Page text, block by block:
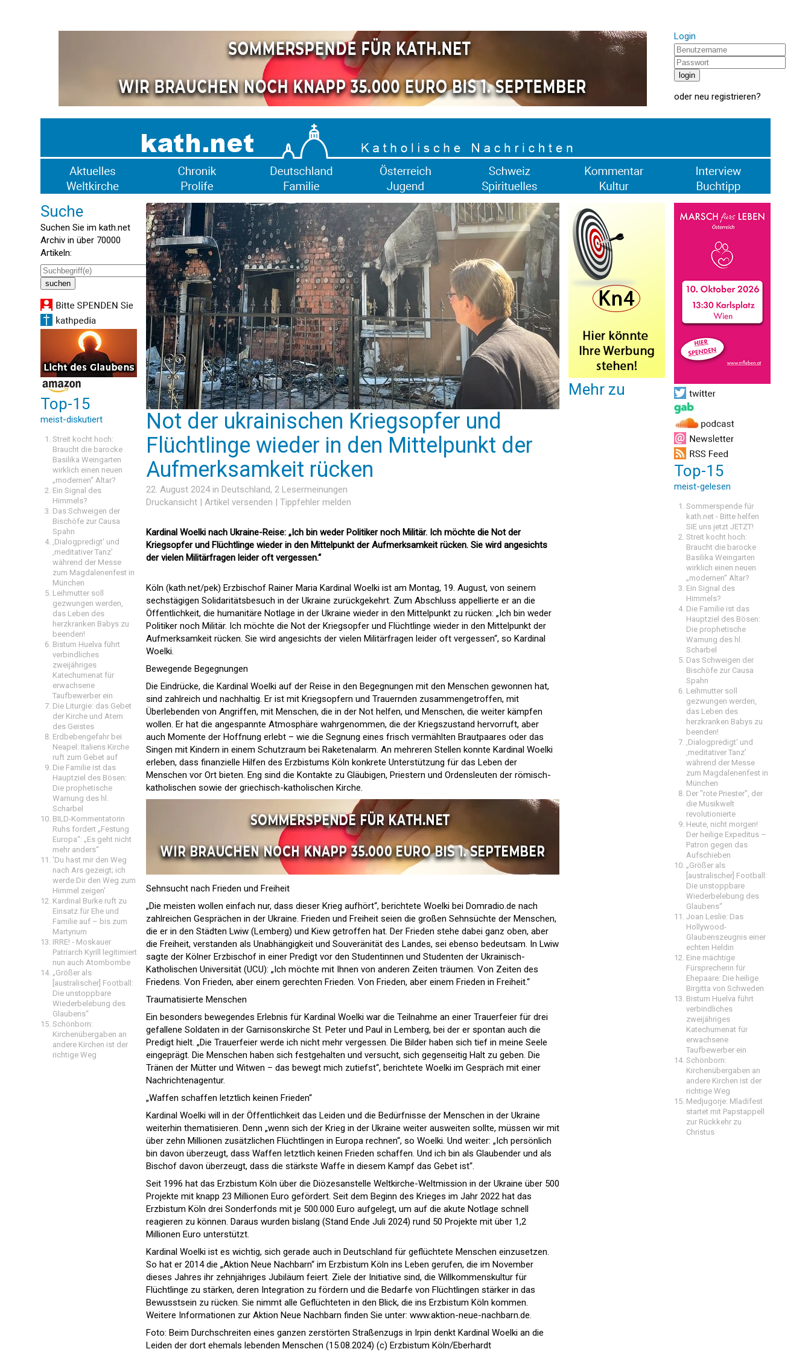
Login
oder neu registrieren?
Suche
Suchen Sie im kath.net
Archiv in über 70000
Artikeln:
Top-15
meist-diskutiert
Streit kocht hoch:
Braucht die barocke
Basilika Weingarten
wirklich einen neuen
„modernen“ Altar?
Ein Signal des
Himmels?
Das Schweigen der
Bischöfe zur Causa
Spahn
‚Dialogpredigt‘ und
‚meditativer Tanz’
während der Messe
zum Magdalenenfest in
München
Leihmutter soll
gezwungen werden,
das Leben des
herzkranken Babys zu
beenden!
Bistum Huelva führt
verbindliches
zweijähriges
Katechumenat für
erwachsene
Taufbewerber ein
Die Liturgie: das Gebet
der Kirche und Atem
des Geistes
Erdbebengefahr bei
Neapel: Italiens Kirche
ruft zum Gebet auf
Die Familie ist das
Hauptziel des Bösen:
Die prophetische
Warnung des hl.
Scharbel
BILD-Kommentatorin
Ruhs fordert „Festung
Europa“: „Es geht nicht
mehr anders“
'Du hast mir den Weg
nach Ars gezeigt; ich
werde Dir den Weg zum
Himmel zeigen'
Kardinal Burke ruft zu
Einsatz für Ehe und
Familie auf – bis zum
Martyrium
IRRE! - Moskauer
Patriarch Kyrill legitimiert
nun auch Atombombe
„Größer als
[australischer] Football:
Die unstoppbare
Wiederbelebung des
Glaubens“
Schönborn:
Kirchenübergaben an
andere Kirchen ist der
richtige Weg
Not der ukrainischen Kriegsopfer und
Flüchtlinge wieder in den Mittelpunkt der
Aufmerksamkeit rücken
22. August 2024 in Deutschland, 2 Lesermeinungen
Druckansicht | Artikel versenden | Tippfehler melden
Kardinal Woelki nach Ukraine-Reise: „Ich bin weder Politiker noch Militär. Ich möchte die Not der
Kriegsopfer und Flüchtlinge wieder in den Mittelpunkt der Aufmerksamkeit rücken. Sie wird angesichts
der vielen Militärfragen leider oft vergessen.“
Köln (kath.net/pek) Erzbischof Rainer Maria Kardinal Woelki ist am Montag, 19. August, von seinem
sechstägigen Solidaritätsbesuch in der Ukraine zurückgekehrt. Zum Abschluss appellierte er an die
Öffentlichkeit, die humanitäre Notlage in der Ukraine wieder in den Mittelpunkt zu rücken: „Ich bin weder
Politiker noch Militär. Ich möchte die Not der Kriegsopfer und Flüchtlinge wieder in den Mittelpunkt der
Aufmerksamkeit rücken. Sie wird angesichts der vielen Militärfragen leider oft vergessen“, so Kardinal
Woelki.
Bewegende Begegnungen
Die Eindrücke, die Kardinal Woelki auf der Reise in den Begegnungen mit den Menschen gewonnen hat,
sind zahlreich und nachhaltig. Er ist mit Kriegsopfern und Trauernden zusammengetroffen, mit
Überlebenden von Angriffen, mit Menschen, die in der Not helfen, und Menschen, die weiter kämpfen
wollen. Er hat die angespannte Atmosphäre wahrgenommen, die der Kriegszustand hervorruft, aber
auch Momente der Hoffnung erlebt – wie die Segnung eines frisch vermählten Brautpaares oder das
Singen mit Kindern in einem Schutzraum bei Raketenalarm. An mehreren Stellen konnte Kardinal Woelki
erleben, dass finanzielle Hilfen des Erzbistums Köln konkrete Unterstützung für das Leben der
Menschen vor Ort bieten. Eng sind die Kontakte zu Gläubigen, Priestern und Ordensleuten der römisch-
katholischen sowie der griechisch-katholischen Kirche.
Sehnsucht nach Frieden und Freiheit
„Die meisten wollen einfach nur, dass dieser Krieg aufhört“, berichtete Woelki bei Domradio.de nach
zahlreichen Gesprächen in der Ukraine. Frieden und Freiheit seien die großen Sehnsüchte der Menschen,
die er in den Städten Lwiw (Lemberg) und Kiew getroffen hat. Der Frieden stehe dabei ganz oben, aber
die Freiheit, verstanden als Unabhängigkeit und Souveränität des Landes, sei ebenso bedeutsam. In Lwiw
sagte der Kölner Erzbischof in einer Predigt vor den Studentinnen und Studenten der Ukrainisch-
Katholischen Universität (UCU): „Ich möchte mit Ihnen von anderen Zeiten träumen. Von Zeiten des
Friedens. Von Frieden, aber einem gerechten Frieden. Von Frieden, aber einem Frieden in Freiheit.“
Traumatisierte Menschen
Ein besonders bewegendes Erlebnis für Kardinal Woelki war die Teilnahme an einer Trauerfeier für drei
gefallene Soldaten in der Garnisonskirche St. Peter und Paul in Lemberg, bei der er spontan auch die
Predigt hielt. „Die Trauerfeier werde ich nicht mehr vergessen. Die Bilder haben sich tief in meine Seele
eingeprägt. Die Menschen haben sich festgehalten und versucht, sich gegenseitig Halt zu geben. Die
Tränen der Mütter und Witwen – das bewegt mich zutiefst“, berichtete Woelki im Gespräch mit einer
Nachrichtenagentur.
„Waffen schaffen letztlich keinen Frieden“
Kardinal Woelki will in der Öffentlichkeit das Leiden und die Bedürfnisse der Menschen in der Ukraine
weiterhin thematisieren. Denn „wenn sich der Krieg in der Ukraine weiter ausweiten sollte, müssen wir mit
über zehn Millionen zusätzlichen Flüchtlingen in Europa rechnen“, so Woelki. Und weiter: „Ich persönlich
bin davon überzeugt, dass Waffen letztlich keinen Frieden schaffen. Und ich bin als Glaubender und als
Bischof davon überzeugt, dass die stärkste Waffe in diesem Kampf das Gebet ist“.
Seit 1996 hat das Erzbistum Köln über die Diözesanstelle Weltkirche-Weltmission in der Ukraine über 500
Projekte mit knapp 23 Millionen Euro gefördert. Seit dem Beginn des Krieges im Jahr 2022 hat das
Erzbistum Köln drei Sonderfonds mit je 500.000 Euro aufgelegt, um auf die akute Notlage schnell
reagieren zu können. Daraus wurden bislang (Stand Ende Juli 2024) rund 50 Projekte mit über 1,2
Millionen Euro unterstützt.
Kardinal Woelki ist es wichtig, sich gerade auch in Deutschland für geflüchtete Menschen einzusetzen.
So hat er 2014 die „Aktion Neue Nachbarn“ im Erzbistum Köln ins Leben gerufen, die im November
dieses Jahres ihr zehnjähriges Jubiläum feiert. Ziele der Initiative sind, die Willkommenskultur für
Flüchtlinge zu stärken, deren Integration zu fördern und die Bedarfe von Flüchtlingen stärker in das
Bewusstsein zu rücken. Sie nimmt alle Geflüchteten in den Blick, die ins Erzbistum Köln kommen.
Weitere Informationen zur Aktion Neue Nachbarn finden Sie unter: www.aktion-neue-nachbarn.de.
Foto: Beim Durchschreiten eines ganzen zerstörten Straßenzugs in Irpin denkt Kardinal Woelki an die
Leiden der dort ehemals lebenden Menschen (15.08.2024) (c) Erzbistum Köln/Eberhardt
Mehr zu
Top-15
meist-gelesen
Sommerspende für
kath.net - Bitte helfen
SIE uns jetzt JETZT!
Streit kocht hoch:
Braucht die barocke
Basilika Weingarten
wirklich einen neuen
„modernen“ Altar?
Ein Signal des
Himmels?
Die Familie ist das
Hauptziel des Bösen:
Die prophetische
Warnung des hl.
Scharbel
Das Schweigen der
Bischöfe zur Causa
Spahn
Leihmutter soll
gezwungen werden,
das Leben des
herzkranken Babys zu
beenden!
‚Dialogpredigt‘ und
‚meditativer Tanz’
während der Messe
zum Magdalenenfest in
München
Der "rote Priester", der
die Musikwelt
revolutionierte
Heute, nicht morgen!
Der heilige Expeditus –
Patron gegen das
Aufschieben
„Größer als
[australischer] Football:
Die unstoppbare
Wiederbelebung des
Glaubens“
Joan Leslie: Das
Hollywood-
Glaubenszeugnis einer
echten Heldin
Eine mächtige
Fürsprecherin für
Ehepaare: Die heilige
Birgitta von Schweden
Bistum Huelva führt
verbindliches
zweijähriges
Katechumenat für
erwachsene
Taufbewerber ein
Schönborn:
Kirchenübergaben an
andere Kirchen ist der
richtige Weg
Medjugorje: Mladifest
startet mit Papstappell
zur Rückkehr zu
Christus